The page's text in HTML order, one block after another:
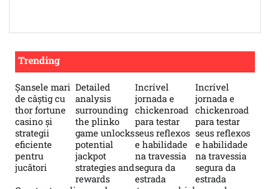
Trending
Șansele mari
de câștig cu
thor fortune
casino și
strategii
eficiente
pentru
jucători
Detailed
analysis
surrounding
the plinko
game unlocks
potential
jackpot
strategies and
rewards
Incrível
jornada e
chickenroad
para testar
seus reflexos
e habilidade
na travessia
segura da
estrada
Incrível
jornada e
chickenroad
para testar
seus reflexos
e habilidade
na travessia
segura da
estrada